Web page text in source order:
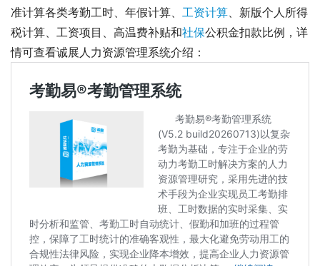
准计算各类考勤工时、年假计算、 工资计算 、新版个人所得
税计算、工资项目、高温费补贴和社保公积金扣款比例，详
情可查看诚展人力资源管理系统介绍：